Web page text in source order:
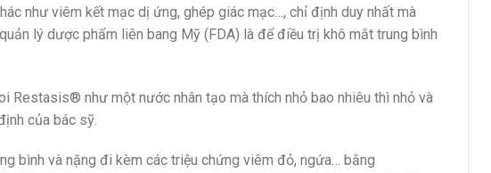
như viêm kết mạc dị ứng, ghép giác mạc…, chỉ định duy nhất mà
lý dược phẩm liên bang Mỹ (FDA) là để điều trị khô mắt trung bình
Restasis® như một nước nhân tạo mà thích nhỏ bao nhiêu thì nhỏ và
của bác sỹ.
bình và nặng đi kèm các triệu chứng viêm đỏ, ngứa… bằng